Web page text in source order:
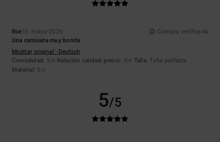
Ilse13. mayo 2026
Compra verificada
Una camiseta muy bonita
Mostrar original - Deutsch
Comodidad: 5/5 Relación calidad-precio: 5/5 Talla: Talla perfecta
Material: 5 /5
5/5